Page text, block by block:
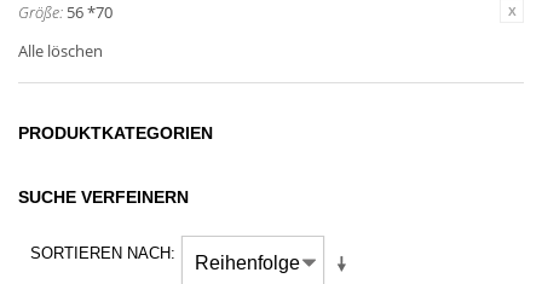
Größe: 56 *70
Alle löschen
PRODUKTKATEGORIEN
SUCHE VERFEINERN
SORTIEREN NACH